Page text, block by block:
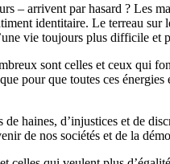
– arrivent par hasard ? Les
identitaire. Le terreau sur
vie toujours plus difficile et
sont celles et ceux qui
pour que toutes ces énergies
haines, d’injustices et de
de nos sociétés et de la